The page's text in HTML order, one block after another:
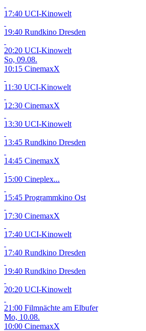
17:40 UCI-Kinowelt
19:40 Rundkino Dresden
20:20 UCI-Kinowelt
So, 09.08.
10:15 CinemaxX
11:30 UCI-Kinowelt
12:30 CinemaxX
13:30 UCI-Kinowelt
13:45 Rundkino Dresden
14:45 CinemaxX
15:00 Cineplex...
15:45 Programmkino Ost
17:30 CinemaxX
17:40 UCI-Kinowelt
17:40 Rundkino Dresden
19:40 Rundkino Dresden
20:20 UCI-Kinowelt
21:00 Filmnächte am Elbufer
Mo, 10.08.
10:00 CinemaxX